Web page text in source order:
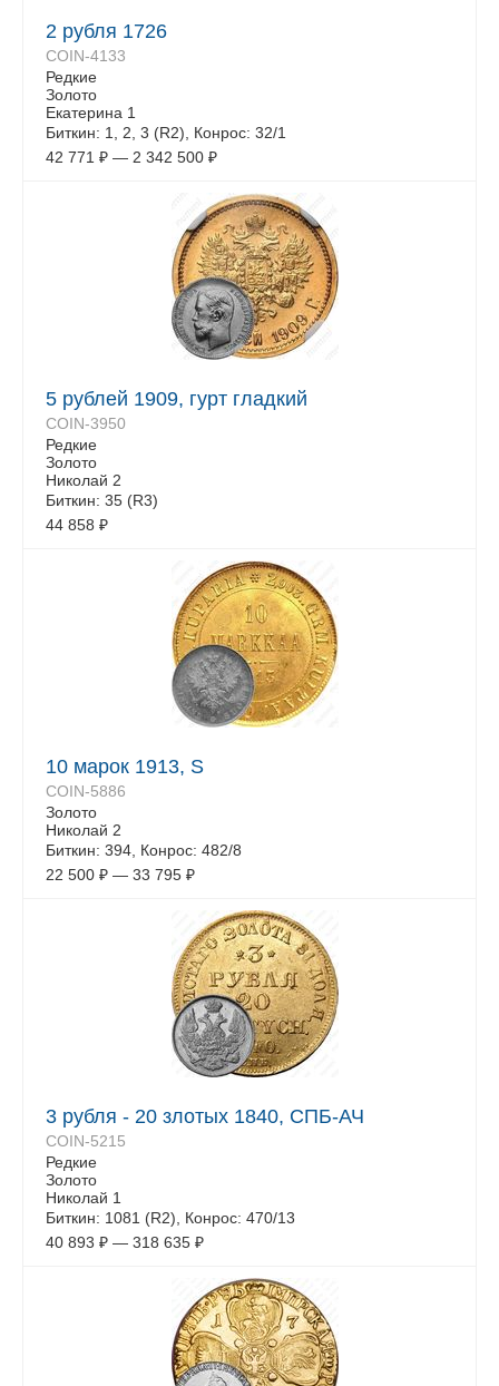
2 рубля 1726
COIN-4133
Редкие
Золото
Екатерина 1
Биткин: 1, 2, 3 (R2), Конрос: 32/1
42 771 ₽ — 2 342 500 ₽
5 рублей 1909, гурт гладкий
COIN-3950
Редкие
Золото
Николай 2
Биткин: 35 (R3)
44 858 ₽
10 марок 1913, S
COIN-5886
Золото
Николай 2
Биткин: 394, Конрос: 482/8
22 500 ₽ — 33 795 ₽
3 рубля - 20 злотых 1840, СПБ-АЧ
COIN-5215
Редкие
Золото
Николай 1
Биткин: 1081 (R2), Конрос: 470/13
40 893 ₽ — 318 635 ₽